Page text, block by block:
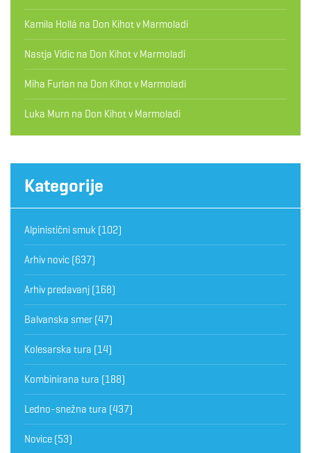
Kamila Hollá na Don Kihot v Marmoladi
Nastja Vidic na Don Kihot v Marmoladi
Miha Furlan na Don Kihot v Marmoladi
Luka Murn na Don Kihot v Marmoladi
Kategorije
Alpinistični smuk (102)
Arhiv novic (637)
Arhiv predavanj (168)
Balvanska smer (47)
Kolesarska tura (14)
Kombinirana tura (188)
Ledno-snežna tura (437)
Novice (53)